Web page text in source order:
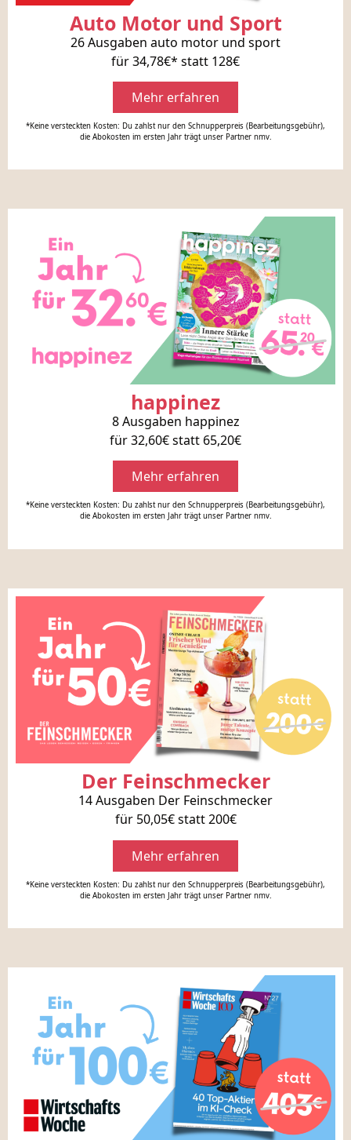
Auto Motor und Sport
26 Ausgaben auto motor und sport
für 34,78€* statt 128€
Mehr erfahren
*Keine versteckten Kosten: Du zahlst nur den Schnupperpreis (Bearbeitungsgebühr),
die Abokosten im ersten Jahr trägt unser Partner nmv.
happinez
8 Ausgaben happinez
für 32,60€ statt 65,20€
Mehr erfahren
*Keine versteckten Kosten: Du zahlst nur den Schnupperpreis (Bearbeitungsgebühr),
die Abokosten im ersten Jahr trägt unser Partner nmv.
Der Feinschmecker
14 Ausgaben Der Feinschmecker
für 50,05€ statt 200€
Mehr erfahren
*Keine versteckten Kosten: Du zahlst nur den Schnupperpreis (Bearbeitungsgebühr),
die Abokosten im ersten Jahr trägt unser Partner nmv.